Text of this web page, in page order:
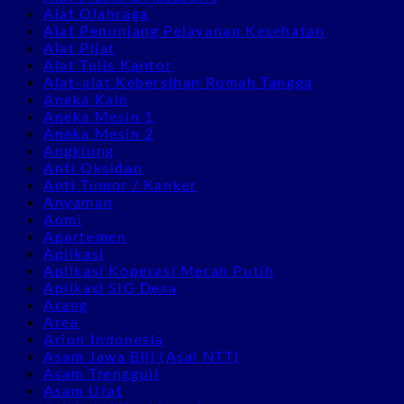
Alat Olahraga
Alat Penunjang Pelayanan Kesehatan
Alat Pijat
Alat Tulis Kantor
Alat-alat Kebersihan Rumah Tangga
Aneka Kain
Aneka Mesin 1
Aneka Mesin 2
Angklung
Anti Oksidan
Anti Tumor / Kanker
Anyaman
Aomi
Apartemen
Aplikasi
Aplikasi Koperasi Merah Putih
Aplikasi SIG Desa
Arang
Area
Arion Indonesia
Asam Jawa Biji (Asal NTT)
Asam Trengguli
Asam Urat